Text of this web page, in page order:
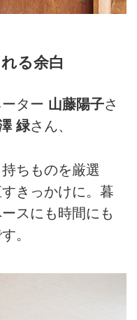
る余白
ター 山藤陽子さ
緑さん、
ちものを厳選
きっかけに。暮
スにも時間にも
。